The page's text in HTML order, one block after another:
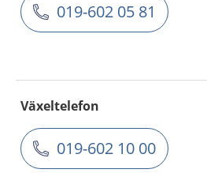
019-602 05 81
Växeltelefon
019-602 10 00